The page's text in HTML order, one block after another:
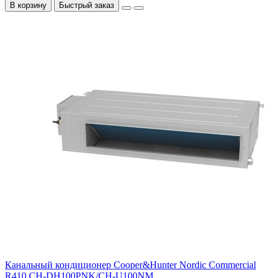
В корзину Быстрый заказ
Канальный кондиционер Cooper&Hunter Nordic Commercial